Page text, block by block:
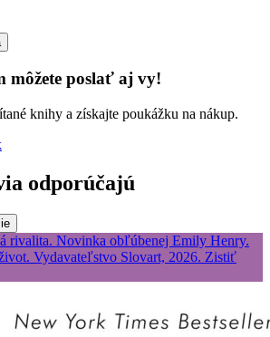
môžete poslať aj vy!
knihy a získajte poukážku na nákup.
odporúčajú